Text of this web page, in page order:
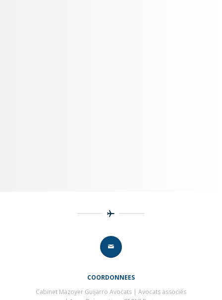
COORDONNEES
Cabinet Mazoyer Guijarro Avocats | Avocats associés